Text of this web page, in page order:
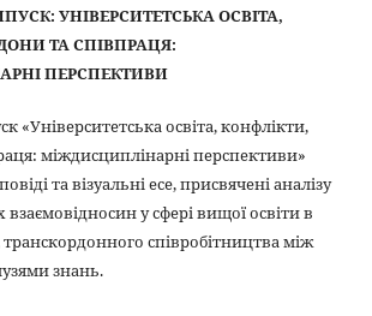
УНІВЕРСИТЕТСЬКА ОСВІТА,
ТА СПІВПРАЦЯ:
ПЕРСПЕКТИВИ
«Університетська освіта, конфлікти,
міждисциплінарні перспективи»
та візуальні есе, присвячені аналізу
у сфері вищої освіти в
співробітництва між
знань.